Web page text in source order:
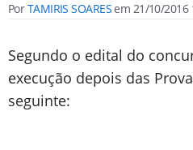
PorTAMIRIS SOARESem 21/10/2016
Segundo o edital do
execução depois das
seguinte: